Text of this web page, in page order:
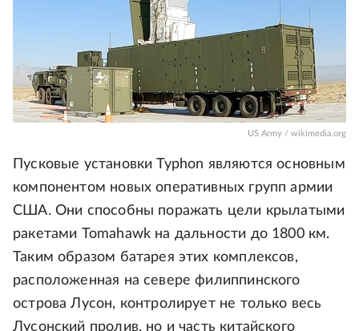
US Army / wikimedia.org
Пусковые установки Typhon являются основным
компонентом новых оперативных групп армии
США. Они способны поражать цели крылатыми
ракетами Tomahawk на дальности до 1800 км.
Таким образом батарея этих комплексов,
расположенная на севере филиппинского
острова Лусон, контролирует не только весь
Лусонский пролив, но и часть китайского